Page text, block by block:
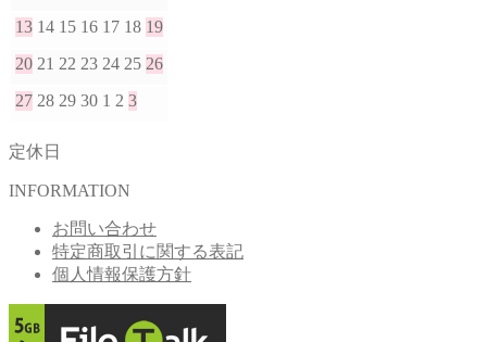
13 14 15 16 17 18 19
20 21 22 23 24 25 26
27 28 29 30 1 2 3
定休日
INFORMATION
お問い合わせ
特定商取引に関する表記
個人情報保護方針